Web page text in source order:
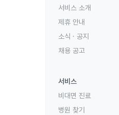
서비스 소개
제휴 안내
소식 · 공지
채용 공고
서비스
비대면 진료
병원 찾기